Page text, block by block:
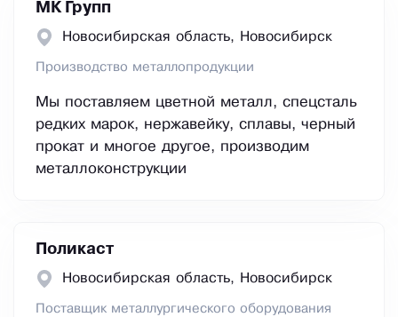
МК Групп
Новосибирская область, Новосибирск
Производство металлопродукции
Мы поставляем цветной металл, спецсталь
редких марок, нержавейку, сплавы, черный
прокат и многое другое, производим
металлоконструкции
Поликаст
Новосибирская область, Новосибирск
Поставщик металлургического оборудования